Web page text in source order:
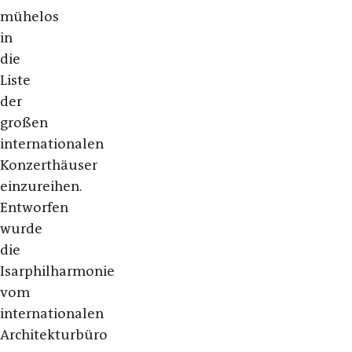
mühelos
in
die
Liste
der
großen
internationalen
Konzerthäuser
einzureihen.
Entworfen
wurde
die
Isarphilharmonie
vom
internationalen
Architekturbüro